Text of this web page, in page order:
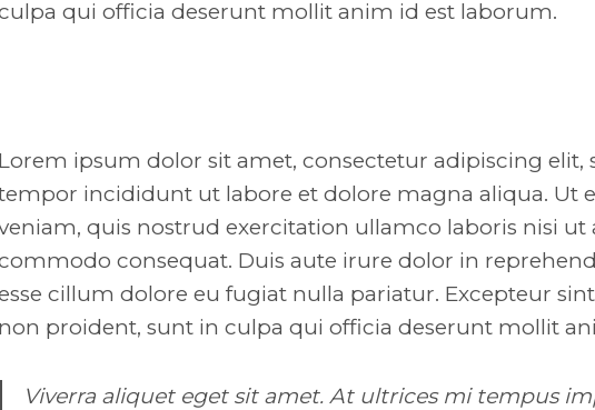
qui officia deserunt mollit anim id est laborum.
Lorem ipsum dolor sit amet, consectetur adipiscing elit,
incididunt ut labore et dolore magna aliqua. Ut
quis nostrud exercitation ullamco laboris nisi ut
consequat. Duis aute irure dolor in
cillum dolore eu fugiat nulla pariatur. Excepteur
non proident, sunt in culpa qui officia deserunt mollit
Viverra aliquet eget sit amet. At ultrices mi tempus